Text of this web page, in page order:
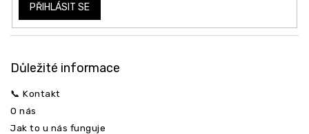
PŘIHLÁSIT SE
Důležité informace
📞 Kontakt
O nás
Jak to u nás funguje